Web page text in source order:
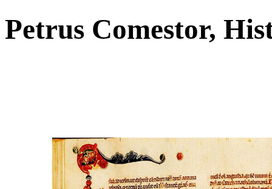
Petrus Comestor,